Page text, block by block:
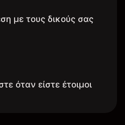
με τους δικούς σας
όταν είστε έτοιμοι